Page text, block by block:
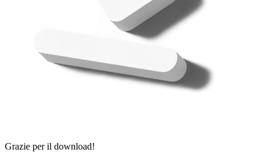
Grazie per il download!